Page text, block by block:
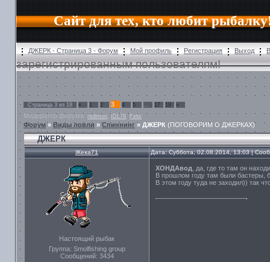
Сайт для тех, кто любит
ДЖЕРК - Страница 3 - Форум Мой профиль Регистрация Выход
зарегистрированным пользователям!
Страница 3 из 18 « 1 2 3 4 5 … 17 18 »
Модератор форума: ntdimon , IDL79 , Felix
Форум» Виды ловли »Спиннинг » ДЖЕРК (ПОГОВОРИМ О ДЖЕРКАХ)
ДЖЕРК
Жека71 Дата: Суббота, 02.08.2014, 13:03 |
Настоящий рыбак
Группа: Smolfishing group
Сообщений: 3434
ХОНДАвод , да, где то там он
В прошлом году там были бастеры,
В этом году туда не заходил)) так